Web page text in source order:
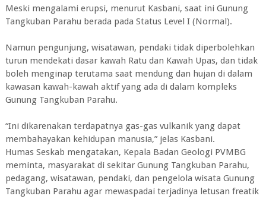
Meski mengalami erupsi, menurut Kasbani, saat ini Gunung
Tangkuban Parahu berada pada Status Level I (Normal).
Namun pengunjung, wisatawan, pendaki tidak diperbolehkan
turun mendekati dasar kawah Ratu dan Kawah Upas, dan tidak
boleh menginap terutama saat mendung dan hujan di dalam
kawasan kawah-kawah aktif yang ada di dalam kompleks
Gunung Tangkuban Parahu.
“Ini dikarenakan terdapatnya gas-gas vulkanik yang dapat
membahayakan kehidupan manusia,” jelas Kasbani.
Humas Seskab mengatakan, Kepala Badan Geologi PVMBG
meminta, masyarakat di sekitar Gunung Tangkuban Parahu,
pedagang, wisatawan, pendaki, dan pengelola wisata Gunung
Tangkuban Parahu agar mewaspadai terjadinya letusan freatik